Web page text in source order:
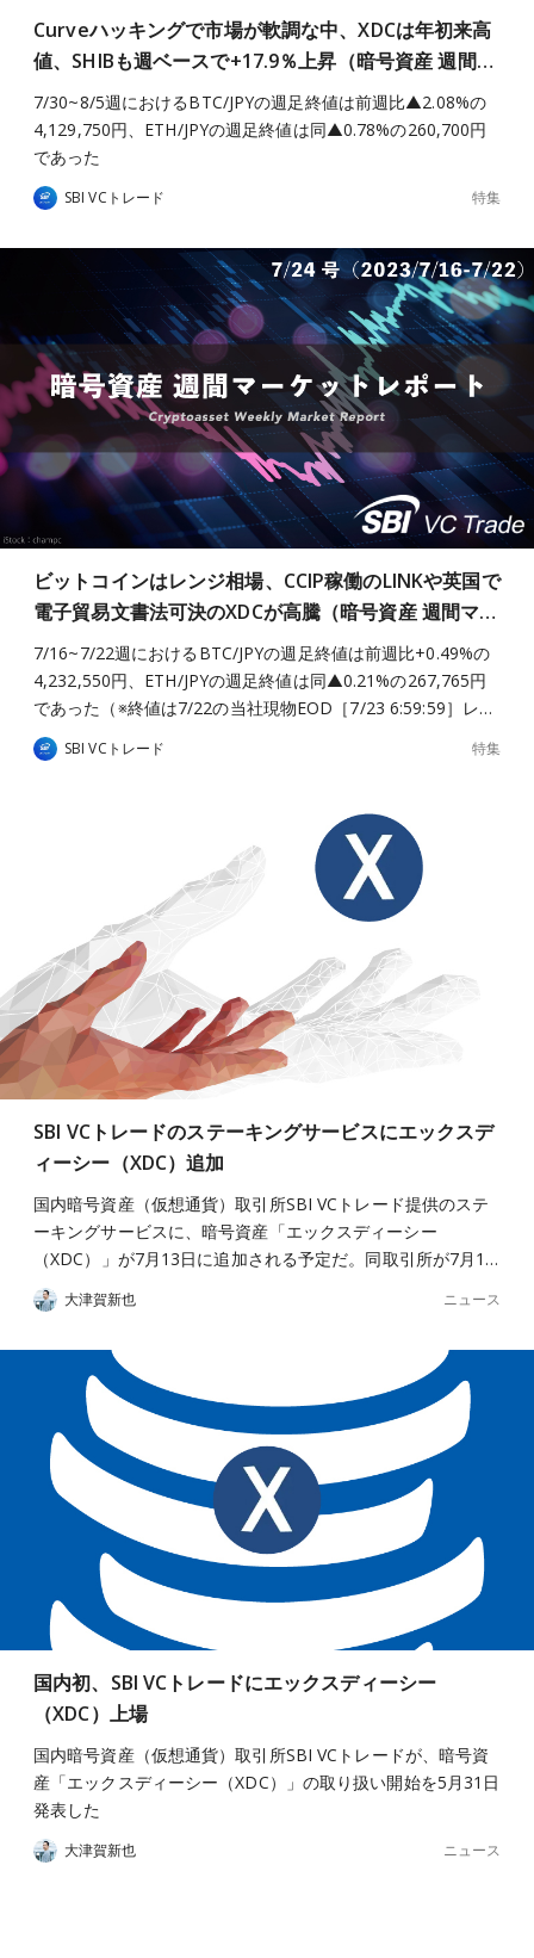
Curveハッキングで市場が軟調な中、XDCは年初来高
値、SHIBも週ベースで+17.9％上昇（暗号資産 週間…
7/30~8/5週におけるBTC/JPYの週足終値は前週比▲2.08%の
4,129,750円、ETH/JPYの週足終値は同▲0.78%の260,700円
であった
SBI VCトレード 特集
ビットコインはレンジ相場、CCIP稼働のLINKや英国で
電子貿易文書法可決のXDCが高騰（暗号資産 週間マ…
7/16~7/22週におけるBTC/JPYの週足終値は前週比+0.49%の
4,232,550円、ETH/JPYの週足終値は同▲0.21%の267,765円
であった（※終値は7/22の当社現物EOD［7/23 6:59:59］レ…
SBI VCトレード 特集
SBI VCトレードのステーキングサービスにエックスデ
ィーシー（XDC）追加
国内暗号資産（仮想通貨）取引所SBI VCトレード提供のステ
ーキングサービスに、暗号資産「エックスディーシー
（XDC）」が7月13日に追加される予定だ。同取引所が7月1…
大津賀新也 ニュース
国内初、SBI VCトレードにエックスディーシー
（XDC）上場
国内暗号資産（仮想通貨）取引所SBI VCトレードが、暗号資
産「エックスディーシー（XDC）」の取り扱い開始を5月31日
発表した
大津賀新也 ニュース